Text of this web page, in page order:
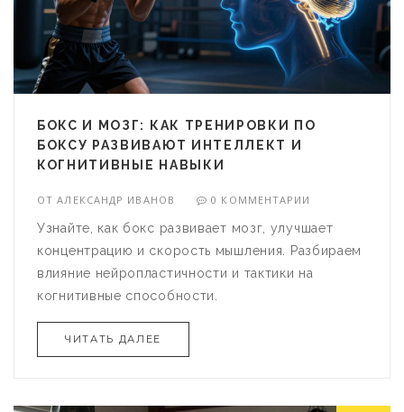
БОКС И МОЗГ: КАК ТРЕНИРОВКИ ПО
БОКСУ РАЗВИВАЮТ ИНТЕЛЛЕКТ И
КОГНИТИВНЫЕ НАВЫКИ
ОТАЛЕКСАНДР ИВАНОВ 0 КОММЕНТАРИИ
Узнайте, как бокс развивает мозг, улучшает
концентрацию и скорость мышления. Разбираем
влияние нейропластичности и тактики на
когнитивные способности.
ЧИТАТЬ ДАЛЕЕ